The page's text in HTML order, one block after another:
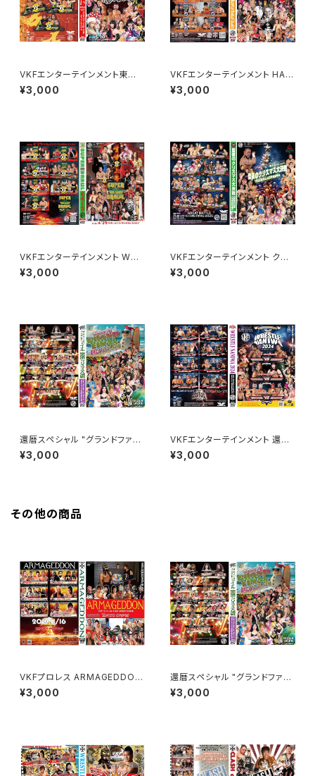
VKFエンターテインメント東京
大会 YouTube収録テーピング
マッチ "SUPER RUMBLE 202
¥3,000
VKFエンターテインメント HAL
LOWEEN HAVOC 2025（ハロ
ウィン ハボック）
¥3,000
VKFエンターテインメント WRE
STLE NANIWA 2026
¥3,000
VKFエンターテインメント クリ
スマス聖夜の大決戦！
¥3,000
還暦スペシャル "グランドファイ
ナル" 聖夜のクリスマス大決戦
¥3,000
VKFエンターテインメント 還暦
スペシャル VKF 17周年記念大
会 WRESTLE NANIWA 2024
¥3,000
その他の商品
VKFプロレス ARMAGEDDON
2019
¥3,000
還暦スペシャル "グランドファイ
ナル" 聖夜のクリスマス大決戦
¥3,000